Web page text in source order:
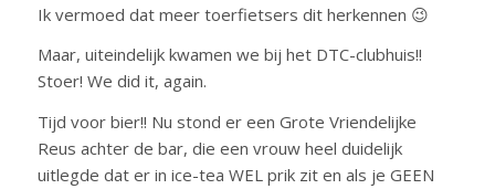
Ik vermoed dat meer toerfietsers dit herkennen 😉
Maar, uiteindelijk kwamen we bij het DTC-clubhuis!!
Stoer! We did it, again.
Tijd voor bier!! Nu stond er een Grote Vriendelijke
Reus achter de bar, die een vrouw heel duidelijk
uitlegde dat er in ice-tea WEL prik zit en als je GEEN